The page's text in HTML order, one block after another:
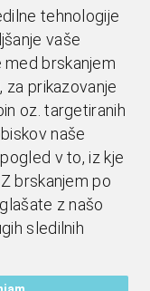
tehnologije
vaše
med brskanjem
za prikazovanje
oz. targetiranih
naše
v to, iz kje
brskanjem po
z našo
sledilnih
MESTNA BLAGAJNA |